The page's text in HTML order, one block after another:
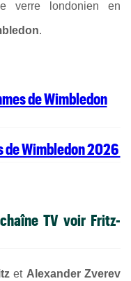
verre londonien en
.
de Wimbledon
de Wimbledon 2026
TV voir Fritz-
et Alexander Zverev